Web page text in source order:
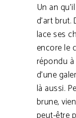
Un an
d’art brut.
lace ses
encore le
répondu
d’une
là aussi.
brune,